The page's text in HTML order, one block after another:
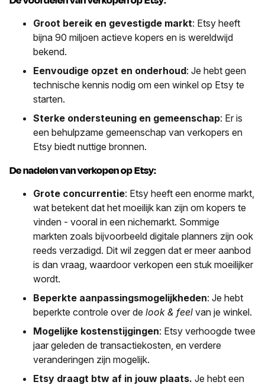
Groot bereik en gevestigde markt: Etsy heeft
bijna 90 miljoen actieve kopers en is wereldwijd
bekend.
Eenvoudige opzet en onderhoud: Je hebt geen
technische kennis nodig om een winkel op Etsy te
starten.
Sterke ondersteuning en gemeenschap: Er is
een behulpzame gemeenschap van verkopers en
Etsy biedt nuttige bronnen.
Denadelen van verkopen op Etsy:
Grote concurrentie: Etsy heeft een enorme markt,
wat betekent dat het moeilijk kan zijn om kopers te
vinden - vooral in een nichemarkt. Sommige
markten zoals bijvoorbeeld digitale planners zijn ook
reeds verzadigd. Dit wil zeggen dat er meer aanbod
is dan vraag, waardoor verkopen een stuk moeilijker
wordt.
Beperkte aanpassingsmogelijkheden: Je hebt
beperkte controle over de look & feel van je winkel.
Mogelijke kostenstijgingen: Etsy verhoogde twee
jaar geleden de transactiekosten, en verdere
veranderingen zijn mogelijk.
Etsy draagt btw af in jouw plaats. Je hebt een